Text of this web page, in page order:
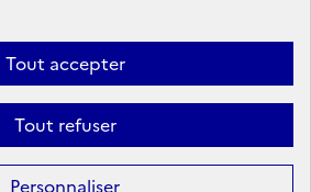
Tout accepter
Tout refuser
Personnaliser
légales
des témoins de connexion
les contenus de ce site sont sous